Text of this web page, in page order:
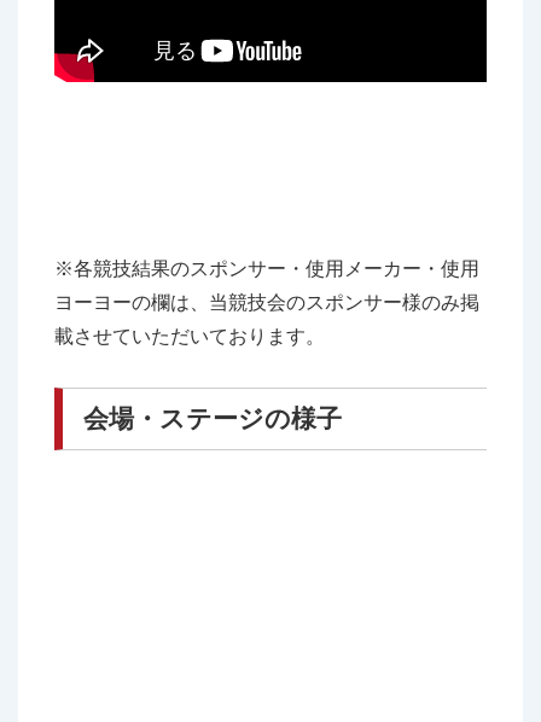
※各競技結果のスポンサー・使用メーカー・使用
ヨーヨーの欄は、当競技会のスポンサー様のみ掲
載させていただいております。
会場・ステージの様子